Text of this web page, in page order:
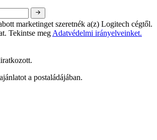
marketinget szeretnék a(z) Logitech cégtől.
Tekintse meg Adatvédelmi irányelveinket.
a postaládájában.